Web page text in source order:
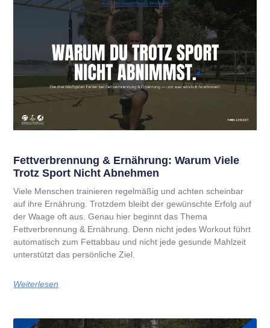
Fettverbrennung & Ernährung: Warum Viele
Trotz Sport Nicht Abnehmen
Viele Menschen trainieren regelmäßig und achten scheinbar
auf ihre Ernährung. Trotzdem bleibt der gewünschte Erfolg auf
der Waage oft aus. Genau hier beginnt das Thema
Fettverbrennung & Ernährung. Denn nicht jedes Workout führt
automatisch zum Fettabbau und nicht jede gesunde Mahlzeit
unterstützt das persönliche Ziel.
Weiterlesen